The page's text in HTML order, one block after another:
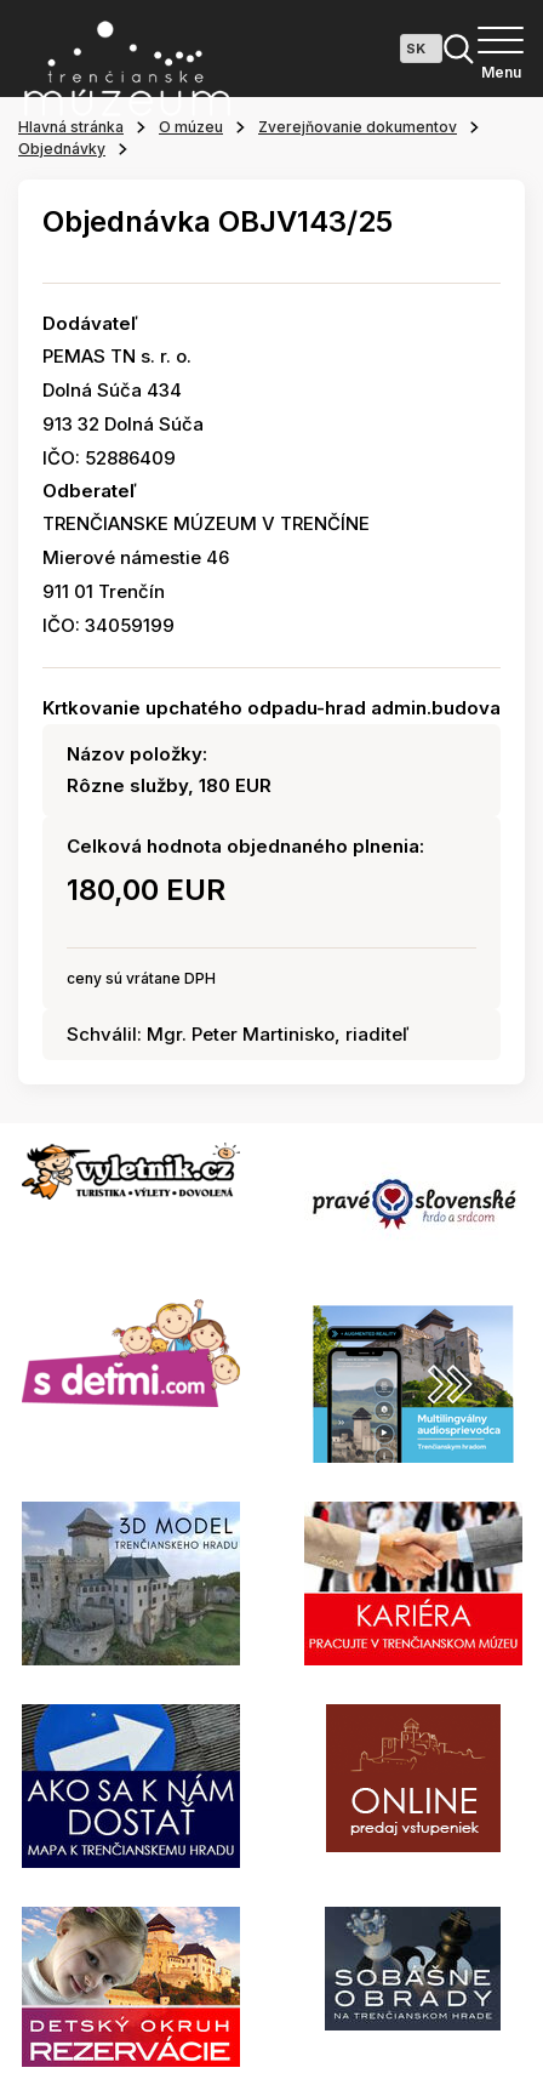
Menu
Hlavná stránka O múzeu
Zverejňovanie dokumentov
Objednávky
Objednávka OBJV143/25
Dodávateľ
PEMAS TN s. r. o.
Dolná Súča 434
913 32 Dolná Súča
IČO: 52886409
Odberateľ
TRENČIANSKE MÚZEUM V TRENČÍNE
Mierové námestie 46
911 01 Trenčín
IČO: 34059199
Krtkovanie upchatého odpadu-hrad admin.budova
Názov položky:
Rôzne služby, 180 EUR
Celková hodnota objednaného plnenia:
180,00 EUR
ceny sú vrátane DPH
Schválil: Mgr. Peter Martinisko, riaditeľ